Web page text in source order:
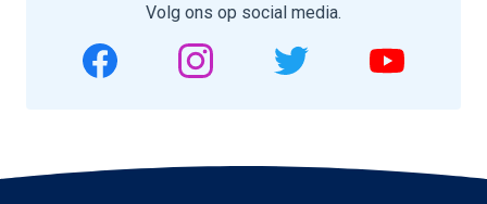
Volg ons op social media.